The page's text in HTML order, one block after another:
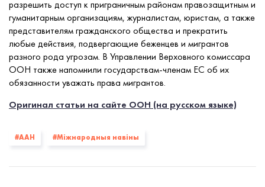
разрешить доступ к приграничным районам правозащитным и
гуманитарным организациям, журналистам, юристам, а также
представителям гражданского общества и прекратить
любые действия, подвергающие беженцев и мигрантов
разного рода угрозам. В Управлении Верховного комиссара
ООН также напомнили государствам-членам ЕС об их
обязанности уважать права мигрантов.
Оригинал статьи на сайте ООН (на русском языке)
#ААН #Міжнародныя навіны